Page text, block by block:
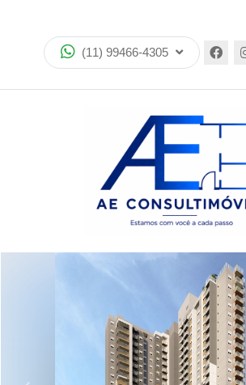
(11) 99466-4305
Imóveis
Encontre seu imóvel no mapa
Política de privacidade
Simulador bancos